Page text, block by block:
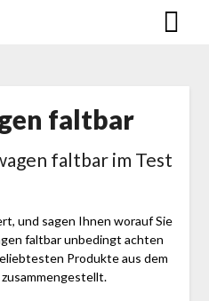
faltbar
faltbar im Test
und sagen Ihnen worauf Sie
faltbar unbedingt achten
Produkte aus dem